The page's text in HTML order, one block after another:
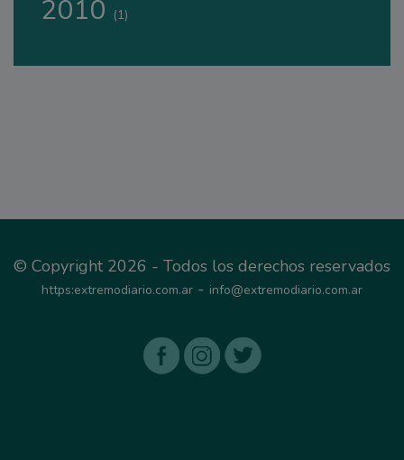
2010 (1)
© Copyright 2026 - Todos los derechos reservados
https:extremodiario.com.ar - info@extremodiario.com.ar